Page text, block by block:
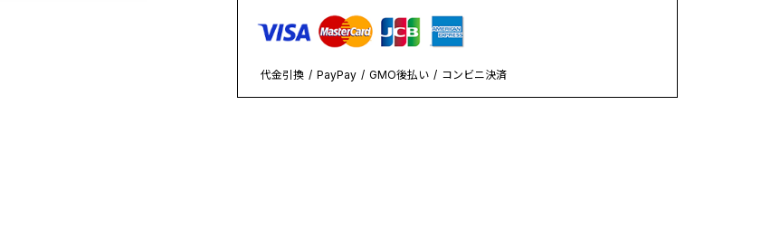
代金引換 PayPay GMO後払い コンビニ決済